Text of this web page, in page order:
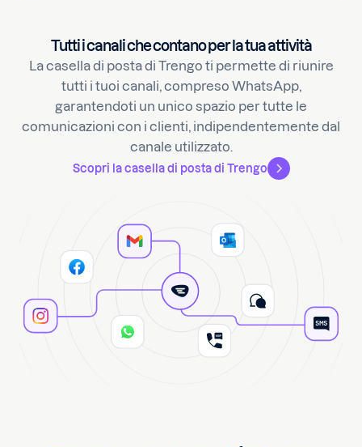
Tutti i canali che contano per la tua attività
La casella di posta di Trengo ti permette di riunire
tutti i tuoi canali, compreso WhatsApp,
garantendoti un unico spazio per tutte le
comunicazioni con i clienti, indipendentemente dal
canale utilizzato.
Scopri la casella di posta di Trengo